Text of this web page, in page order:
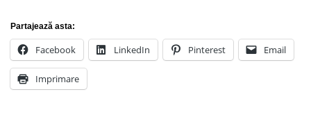
Partajează asta:
Facebook LinkedIn Pinterest Email
Imprimare